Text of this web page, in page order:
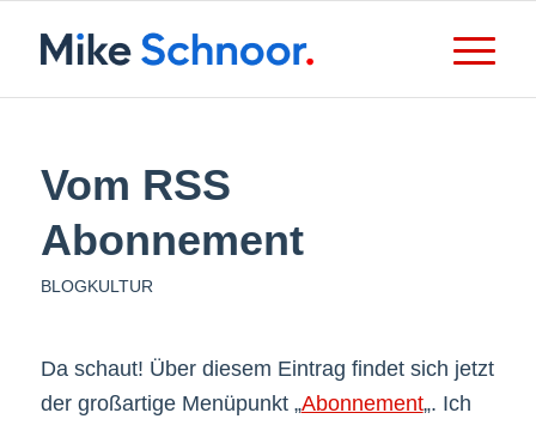
Vom RSS
Abonnement
BLOGKULTUR
Da schaut! Über diesem Eintrag findet sich jetzt
der großartige Menüpunkt „Abonnement„. Ich